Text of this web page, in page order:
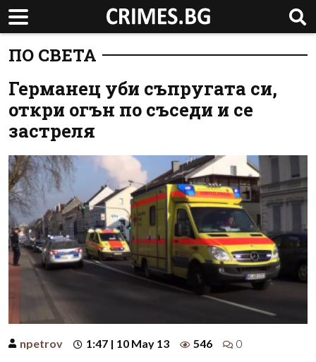
ПО СВЕТА
Германец уби съпругата си,
откри огън по съседи и се
застреля
npetrov 1:47 | 10 May 13 546 0